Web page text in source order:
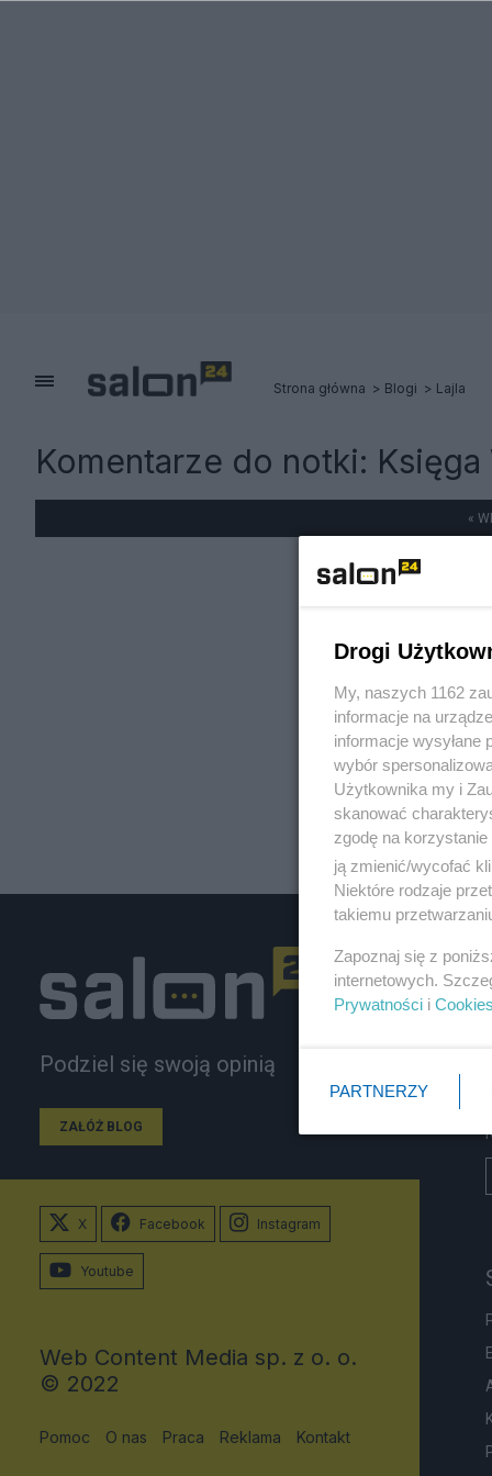
Strona główna Blogi Lajla
Komentarze do notki:
«
Podziel się swoją opinią
ZAŁÓŻ BLOG
X Facebook Instagram
Youtube
Web Content Media sp. z o. o.
© 2022
Pomoc O nas Praca Reklama Kontakt
Drogi
My, naszych 1162
informacje na
informacje wysyłane
wybór
Użytkownika my i
skanować
zgodę na
ją zmienić/wycofać
Niektóre rodzaje
takiemu
Zapoznaj się z
internetowych.
Prywatności i Cookies
PARTNERZY